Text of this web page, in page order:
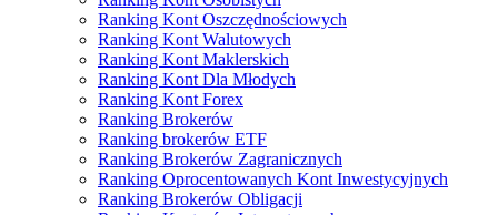
Ranking Kont Oszczędnościowych
Ranking Kont Walutowych
Ranking Kont Maklerskich
Ranking Kont Dla Młodych
Ranking Kont Forex
Ranking Brokerów
Ranking brokerów ETF
Ranking Brokerów Zagranicznych
Ranking Oprocentowanych Kont Inwestycyjnych
Ranking Brokerów Obligacji